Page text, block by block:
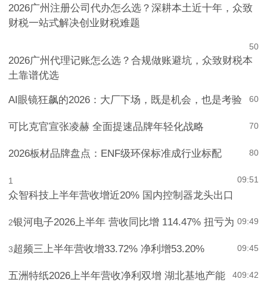
2026广州注册公司代办怎么选？深耕本土近十年，众致
财税一站式解决创业财税难题
0
5
2026广州代理记账怎么选？合规做账避坑，众致财税本
土靠谱优选
0
6
AI眼镜狂飙的2026：大厂下场，既是机会，也是考验
0
7
可比克官宣张凌赫 全面提速品牌年轻化战略
0
8
2026板材品牌盘点：ENF级环保标准成行业标配
09:51
1
众智科技上半年营收增近20% 国内控制器龙头出口
09:49
2银河电子2026上半年 营收同比增 114.47% 扭亏为
09:45
3超频三上半年营收增33.72% 净利增53.20%
09:42
4
五洲特纸2026上半年营收净利双增 湖北基地产能